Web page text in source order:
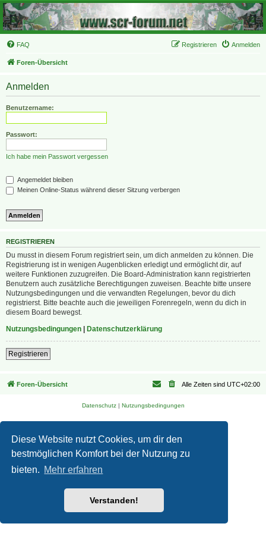
Diese Website nutzt Cookies, um dir den
bestmöglichen Komfort bei der Nutzung zu
bieten. Mehr erfahren
Verstanden!
FAQ Anmelden
Registrieren
Foren-Übersicht
Anmelden
Benutzername:
Passwort:
Ich habe mein Passwort vergessen
Angemeldet bleiben
Meinen Online-Status während dieser Sitzung verbergen
REGISTRIEREN
Du musst in diesem Forum registriert sein, um dich anmelden zu können. Die
Registrierung ist in wenigen Augenblicken erledigt und ermöglicht dir, auf
weitere Funktionen zuzugreifen. Die Board-Administration kann registrierten
Benutzern auch zusätzliche Berechtigungen zuweisen. Beachte bitte unsere
Nutzungsbedingungen und die verwandten Regelungen, bevor du dich
registrierst. Bitte beachte auch die jeweiligen Forenregeln, wenn du dich in
diesem Board bewegst.
Nutzungsbedingungen
Datenschutzerklärung
Registrieren
Foren-Übersicht Alle Zeiten sind UTC+02:00
Datenschutz| Nutzungsbedingungen